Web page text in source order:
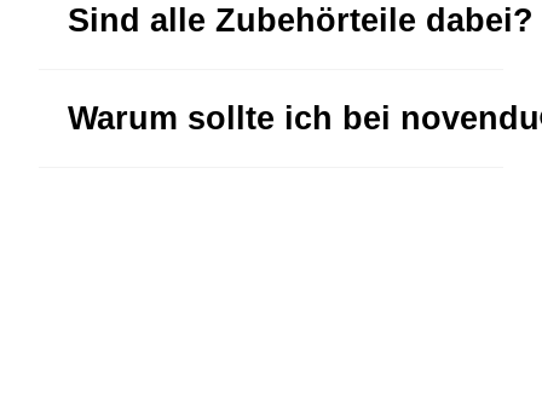
Sind alle Zubehörteile dabei?
Warum sollte ich bei